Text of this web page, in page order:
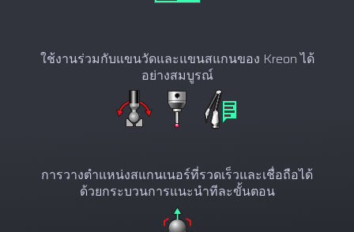
ใช้งานร่วมกับแขนวัดและแขนสแกนของ Kreon ได้
อย่างสมบูรณ์
การวางตำแหน่งสแกนเนอร์ที่รวดเร็วและเชื่อถือได้
ด้วยกระบวนการแนะนำทีละขั้นตอน